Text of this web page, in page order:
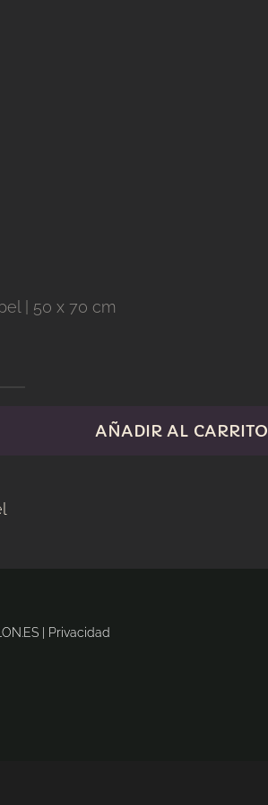
| 50 x 70 cm
AÑADIR AL CARRITO
Privacidad